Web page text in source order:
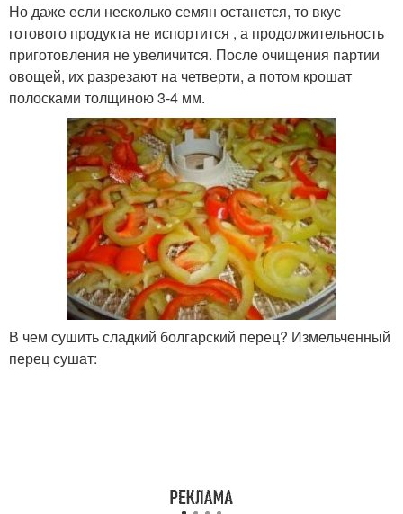
Но даже если несколько семян останется, то вкус
готового продукта не испортится , а продолжительность
приготовления не увеличится. После очищения партии
овощей, их разрезают на четверти, а потом крошат
полосками толщиною 3-4 мм.
В чем сушить сладкий болгарский перец? Измельченный
перец сушат: